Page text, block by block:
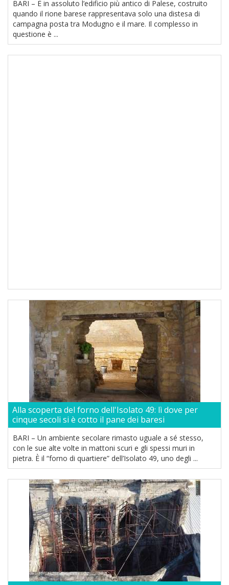
BARI – È in assoluto l’edificio più antico di Palese, costruito
quando il rione barese rappresentava solo una distesa di
campagna posta tra Modugno e il mare. Il complesso in
questione è ...
Alla scoperta del forno dell'Isolato 49: lì dove per
cinque secoli si è cotto il pane dei baresi
BARI – Un ambiente secolare rimasto uguale a sé stesso,
con le sue alte volte in mattoni scuri e gli spessi muri in
pietra. È il “forno di quartiere” dell’Isolato 49, uno degli ...